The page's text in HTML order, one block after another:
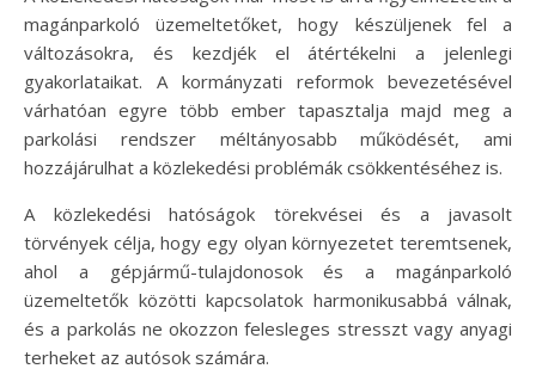
magánparkoló üzemeltetőket, hogy készüljenek fel a
változásokra, és kezdjék el átértékelni a jelenlegi
gyakorlataikat. A kormányzati reformok bevezetésével
várhatóan egyre több ember tapasztalja majd meg a
parkolási rendszer méltányosabb működését, ami
hozzájárulhat a közlekedési problémák csökkentéséhez is.
A közlekedési hatóságok törekvései és a javasolt
törvények célja, hogy egy olyan környezetet teremtsenek,
ahol a gépjármű-tulajdonosok és a magánparkoló
üzemeltetők közötti kapcsolatok harmonikusabbá válnak,
és a parkolás ne okozzon felesleges stresszt vagy anyagi
terheket az autósok számára.